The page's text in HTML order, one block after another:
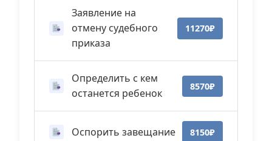
Заявление на
отмену судебного
приказа
11270₽
Определить с кем
останется ребенок
8570₽
Оспорить завещание 8150₽